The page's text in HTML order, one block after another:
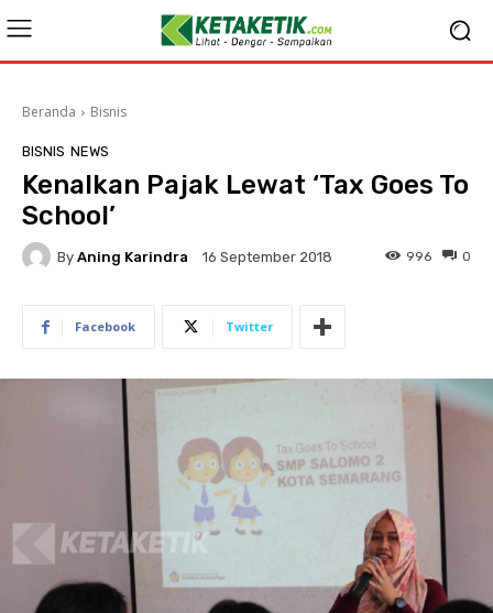
Beranda Bisnis
BISNIS NEWS
Kenalkan Pajak Lewat ‘Tax Goes To
School’
By Aning Karindra 16 September 2018 0
996
Facebook Twitter